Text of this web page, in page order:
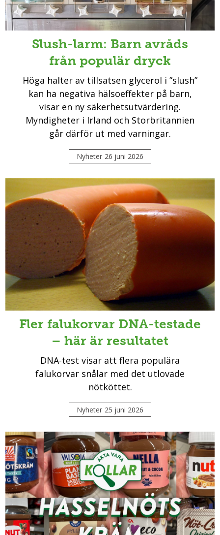
Slush-larm: Barn avråds
från populär dryck
Höga halter av tillsatsen glycerol i ”slush”
kan ha negativa hälsoeffekter på barn,
visar en ny säkerhetsutvärdering.
Myndigheter i Irland och Storbritannien
går därför ut med varningar.
Nyheter 26 juni 2026
Fler falukorvar DNA-testade
– här är resultatet
DNA-test visar att flera populära
falukorvar snålar med det utlovade
nötköttet.
Nyheter 25 juni 2026